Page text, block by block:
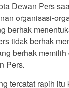
Dewan Pers
organisasi-
berhak
tidak berhak
berhak memilih
Pers.
tercatat rapih itu